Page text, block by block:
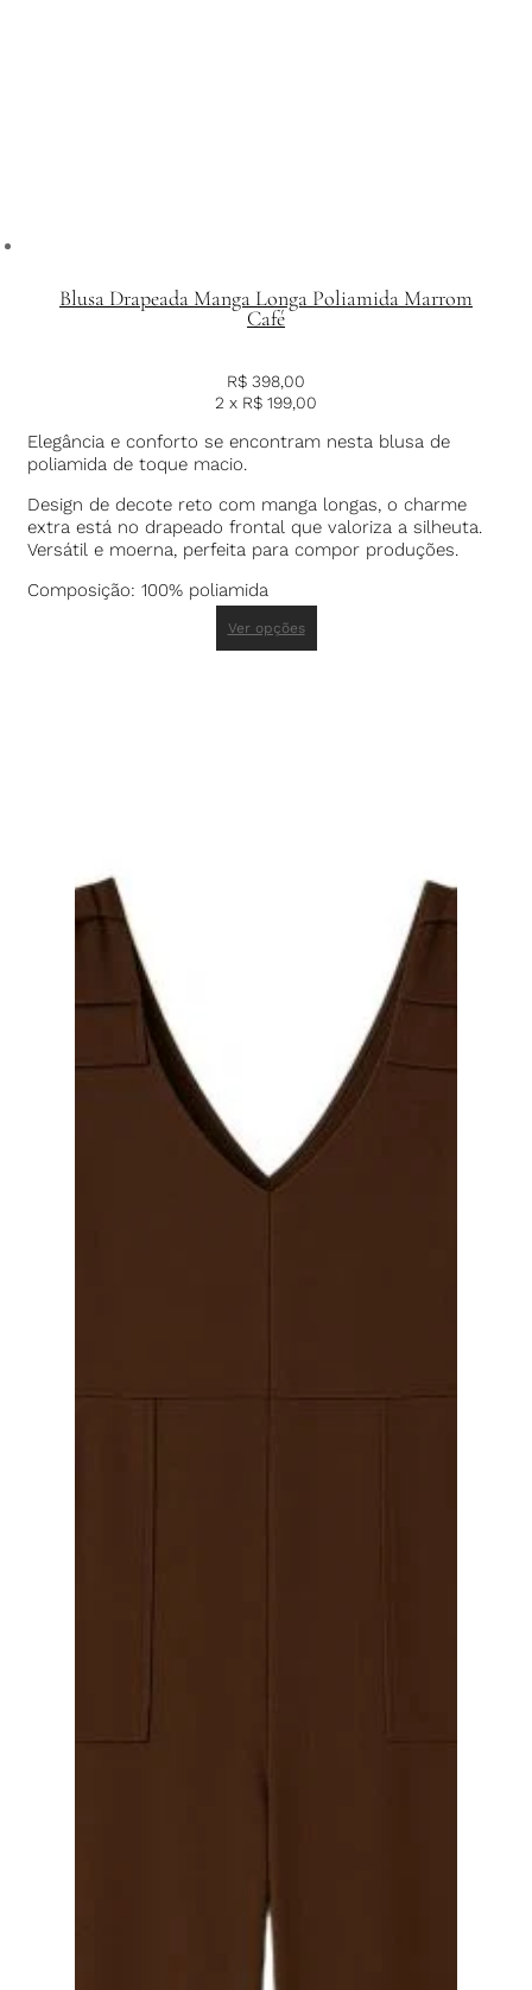
Blusa Drapeada Manga Longa Poliamida Marrom
Café
R$ 398,00
2 x R$ 199,00
Elegância e conforto se encontram nesta blusa de
poliamida de toque macio.
Design de decote reto com manga longas, o charme
extra está no drapeado frontal que valoriza a silheuta.
Versátil e moerna, perfeita para compor produções.
Composição: 100% poliamida
Ver opções